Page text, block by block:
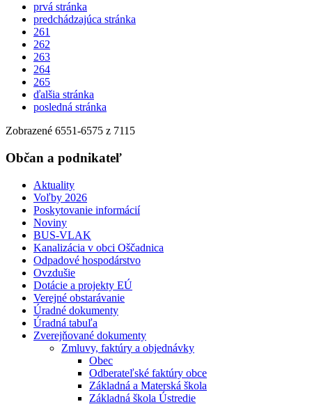
prvá stránka
predchádzajúca stránka
261
262
263
264
265
ďalšia stránka
posledná stránka
Zobrazené 6551-6575 z 7115
Občan a podnikateľ
Aktuality
Voľby 2026
Poskytovanie informácií
Noviny
BUS-VLAK
Kanalizácia v obci Oščadnica
Odpadové hospodárstvo
Ovzdušie
Dotácie a projekty EÚ
Verejné obstarávanie
Úradné dokumenty
Úradná tabuľa
Zverejňované dokumenty
Zmluvy, faktúry a objednávky
Obec
Odberateľské faktúry obce
Základná a Materská škola
Základná škola Ústredie